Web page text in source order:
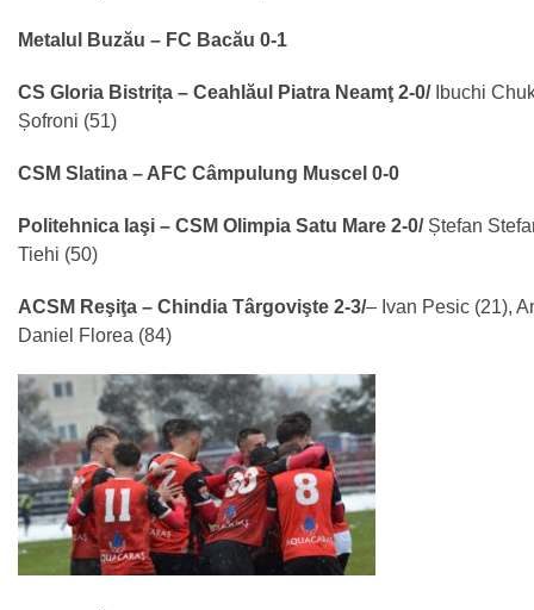
Metalul Buzău – FC Bacău 0-1
CS Gloria Bistrița – Ceahlăul Piatra Neamţ 2-0/Ibuchi
Șofroni (51)
CSM Slatina – AFC Câmpulung Muscel 0-0
Politehnica Iaşi – CSM Olimpia Satu Mare 2-0/ Ștefan
Tiehi (50)
ACSM Reşiţa – Chindia Târgovişte 2-3/– Ivan Pesic (21),
Daniel Florea (84)